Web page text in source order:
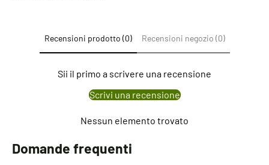
Recensioni prodotto (0) Recensioni negozio (0)
Sii il primo a scrivere una recensione
Scrivi una recensione
Nessun elemento trovato
Domande frequenti